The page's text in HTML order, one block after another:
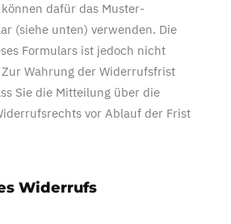
dafür das Muster-
(siehe unten) verwenden. Die
Formulars ist jedoch nicht
Wahrung der Widerrufsfrist
Sie die Mitteilung über die
vor Ablauf der Frist
Widerrufs